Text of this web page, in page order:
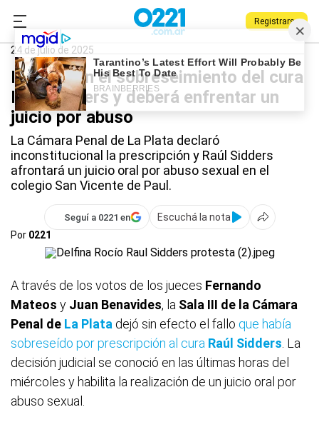
Registrarse
0221.com.ar
Raúl Sidders
24 de julio de 2025
Revocaron el sobreseimiento del cura
Raúl Sidders y deberá enfrentar un
juicio por abuso
La Cámara Penal de La Plata declaró
inconstitucional la prescripción y Raúl Sidders
afrontará un juicio oral por abuso sexual en el
colegio San Vicente de Paul.
Seguí a 0221 en
Escuchá la nota
Por 0221
A través de los votos de los jueces Fernando
Mateos y Juan Benavides, la Sala III de la Cámara
Penal de La Plata dejó sin efecto el fallo que había
sobreseído por prescripción al cura Raúl Sidders . La
decisión judicial se conoció en las últimas horas del
miércoles y habilita la realización de un juicio oral por
abuso sexual.